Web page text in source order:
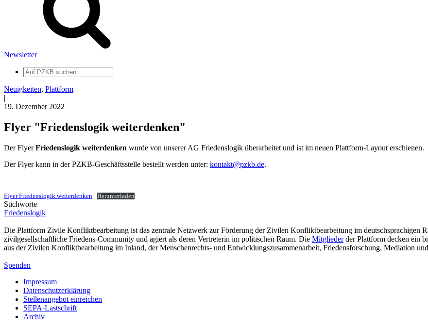
Newsletter
Auf
PZKB
suchen
Neuigkeiten, Plattform
|
19. Dezember 2022
Flyer "Friedenslogik weiterdenken"
Der FlyerFriedenslogik weiterdenken wurde von unserer AG Friedenslogik überarbeitet und ist im neuen Plattform-Layout erschienen.
Der Flyer kann in der PZKB-Geschäftsstelle bestellt werden unter: kontakt@pzkb.de.
Flyer Friedenslogik weiterdenken Herunterladen
Stichworte
Friedenslogik
Die Plattform Zivile Konfliktbearbeitung ist das zentrale Netzwerk zur Förderung der Zivilen Konfliktbearbeitung im deutschsprachigen
zivilgesellschaftliche Friedens-Community und agiert als deren Vertreterin im politischen Raum. Die Mitgliederder Plattform decken ein
aus der Zivilen Konfliktbearbeitung im Inland, der Menschenrechts- und Entwicklungszusammenarbeit, Friedensforschung, Mediation
Spenden
Impressum
Datenschutzerklärung
Stellenangebot einreichen
SEPA-Lastschrift
Archiv